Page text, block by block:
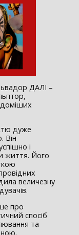
ДАЛІ –
дуже
Він
і
життя. Його
величезну
про
спосіб
та